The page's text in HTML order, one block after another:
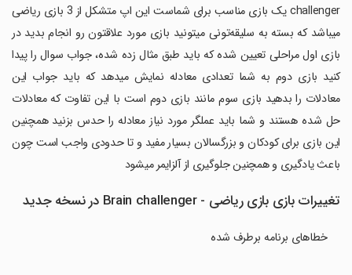
challenger یک بازی مناسب برای شماست این اپ متشکل از 3 بازی ریاضی
میباشد که بسته به سلیقه‌تونی میتونید بازی مورد علاقتون رو انجام بدید در
بازی اول مراحلی تعیین شده که باید طبق مثال زده شده، جواب سوال را پیدا
کنید بازی دوم به شما تعدادی معادله نمایش میدهد که باید جواب این
معادلات را بدهید بازی سوم مانند بازی دوم است با این تفاوت که معادلات
حل شده هستند و شما باید عملگر مورد نیاز معادله را حدس بزنید همچنین
این بازی برای کودکان و بزرگسالان بسیار مفید و تا حدودی واجب است چون
باعث یادگیری و همچنین جلوگیری از آلزایمر میشود
تغییرات بازی بازی ریاضی - Brain challenger در نسخه جدید
خطاهای برنامه برطرف شده